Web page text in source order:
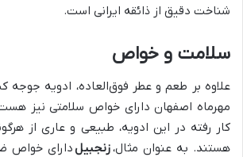
شناخت دقیق از ذائقه ایرانی است.
سلامت و خواص
علاوه بر طعم و عطر فوق‌العاده، ادویه جوجه
مهرماه اصفهان دارای خواص سلامتی نیز
کار رفته در این ادویه، طبیعی و عاری از
هستند. به عنوان مثال،زنجبیلدارای خواص